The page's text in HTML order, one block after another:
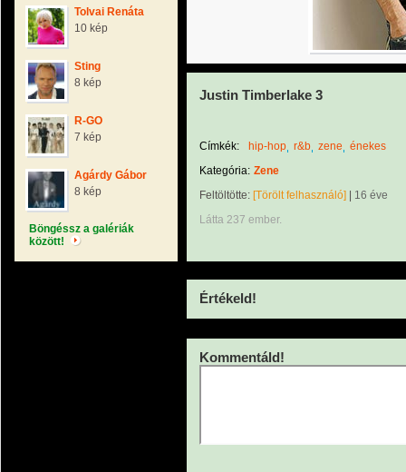
Tolvai Renáta
10 kép
Sting
8 kép
R-GO
7 kép
Agárdy Gábor
8 kép
Böngéssz a galériák
között!
Justin Timberlake 3
Címkék: hip-hop r&b zene
énekes
Kategória: Zene
Feltöltötte: [Törölt felhasználó]
16 éve
Látta 237 ember.
Értékeld!
Kommentáld!